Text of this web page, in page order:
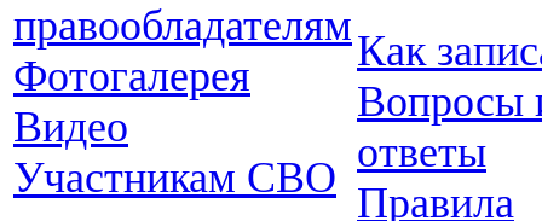
правообладателям
Фотогалерея
Видео
Участникам СВО
Как
Вопросы
ответы
Правила